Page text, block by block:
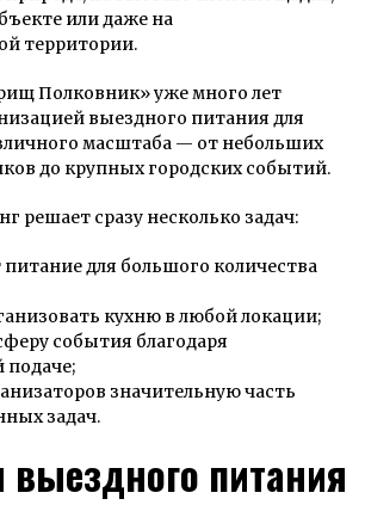
или даже на
территории.
Полковник» уже много лет
выездного питания для
масштаба — от небольших
до крупных городских событий.
решает сразу несколько задач:
питание для большого количества
кухню в любой локации;
события благодаря
подаче;
значительную часть
задач.
питания